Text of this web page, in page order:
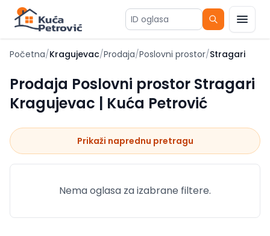
ID oglasa
Početna/Kragujevac/Prodaja/Poslovni prostor/Stragari
Prodaja Poslovni prostor Stragari
Kragujevac | Kuća Petrović
Prikaži naprednu pretragu
Nema oglasa za izabrane filtere.